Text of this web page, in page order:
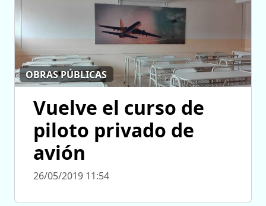
OBRAS PÚBLICAS
Vuelve el curso de
piloto privado de
avión
26/05/2019 11:54